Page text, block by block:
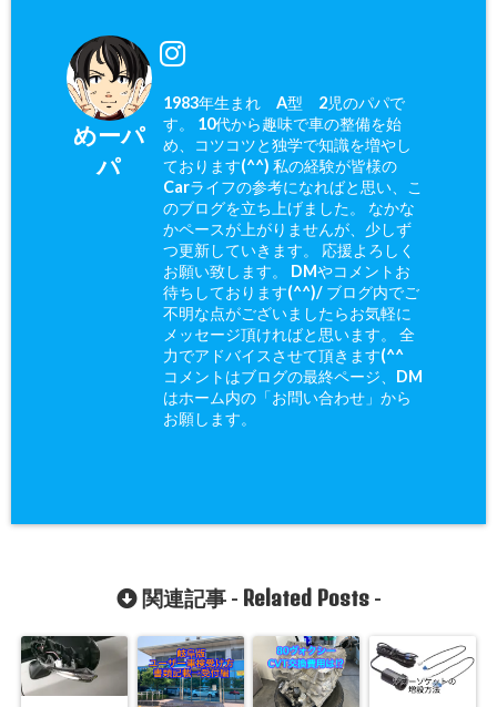
めーパ
パ
1983年生まれ A型 2児のパパで
す。 10代から趣味で車の整備を始
め、コツコツと独学で知識を増やし
ております(^^) 私の経験が皆様の
Carライフの参考になればと思い、こ
のブログを立ち上げました。 なかな
かペースが上がりませんが、少しず
つ更新していきます。 応援よろしく
お願い致します。 DMやコメントお
待ちしております(^^)/ ブログ内でご
不明な点がございましたらお気軽に
メッセージ頂ければと思います。 全
力でアドバイスさせて頂きます(^^ゞ
コメントはブログの最終ページ、DM
はホーム内の「お問い合わせ」から
お願します。
関連記事 - Related Posts-